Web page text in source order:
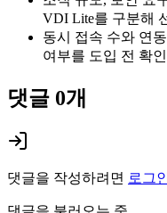
VDI Lite를 구분해
동시 접속 수와 연
여부를 도입 전 확인
댓글 0개
댓글을 작성하려면 로그